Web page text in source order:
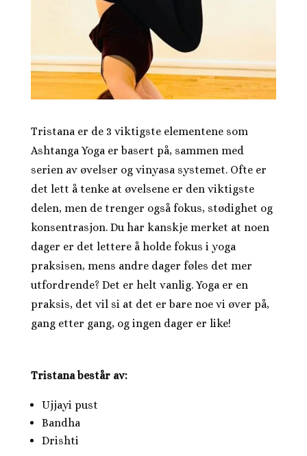
Tristana er de 3 viktigste elementene som
Ashtanga Yoga er basert på, sammen med
serien av øvelser og vinyasa systemet. Ofte er
det lett å tenke at øvelsene er den viktigste
delen, men de trenger også fokus, stødighet og
konsentrasjon. Du har kanskje merket at noen
dager er det lettere å holde fokus i yoga
praksisen, mens andre dager føles det mer
utfordrende? Det er helt vanlig. Yoga er en
praksis, det vil si at det er bare noe vi øver på,
gang etter gang, og ingen dager er like!
Tristana består av:
Ujjayi pust
Bandha
Drishti